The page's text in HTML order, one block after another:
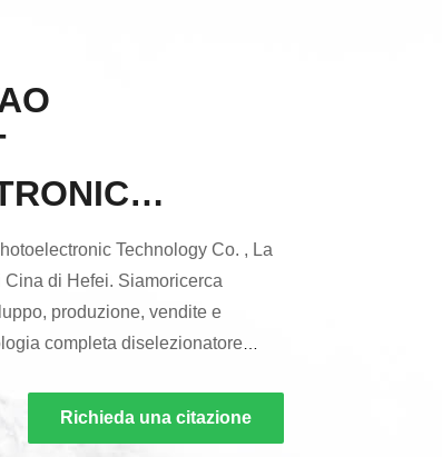
CO., LTDTechnology Co. , La
di Hefei. Siamoricerca
produzione, vendite e
completa diselezionatore
Le nostre parti come il sensore ad
Richieda una citazione